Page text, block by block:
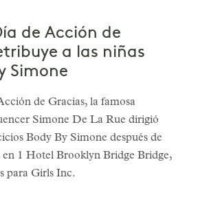
de Acción de
a las niñas
Simone
de Gracias, la famosa
Simone De La Rue dirigió
Body By Simone después de
en 1 Hotel Brooklyn Bridge Bridge,
para Girls Inc.